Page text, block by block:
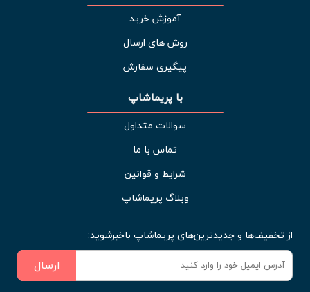
آموزش خرید
روش های ارسال
پیگیری سفارش
با پریماشاپ
سوالات متداول
تماس با ما
شرایط و قوانین
وبلاگ پریماشاپ
از تخفیف‌ها و جدیدترین‌های پریماشاپ باخبرشوید:
ارسال